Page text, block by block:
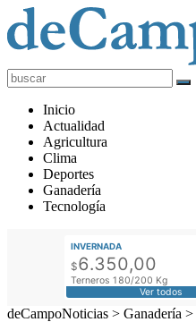
deCampoNoticias
Actualidad
Agropecuaria
Inicio
Actualidad
Agricultura
Clima
Deportes
Ganadería
Tecnología
INVERNADA
$6.350,00
Terneros 180/200 Kg
Ver todos
deCampoNoticias > Ganadería >